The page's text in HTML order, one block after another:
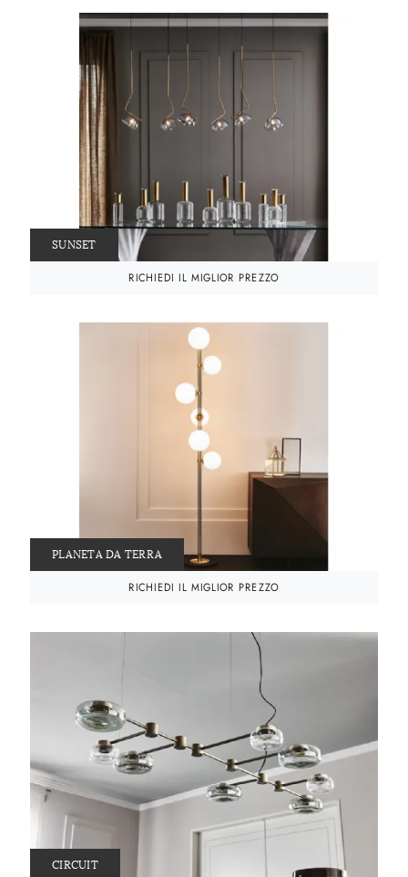
SUNSET
RICHIEDI IL MIGLIOR PREZZO
PLANETA DA TERRA
RICHIEDI IL MIGLIOR PREZZO
CIRCUIT